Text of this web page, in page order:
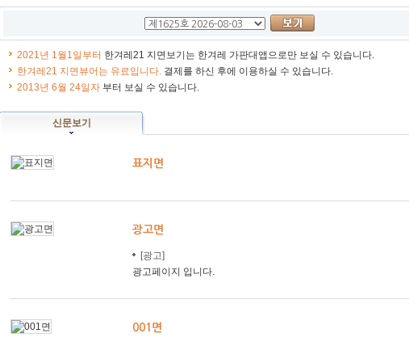
2021년 1월1일부터 한겨레21 지면보기는 한겨레 가판대앱으로만 보실 수 있습니다.
한겨레21 지면뷰어는 유료입니다.결제를 하신 후에 이용하실 수 있습니다.
2013년 6월 24일자 부터 보실 수 있습니다.
신문보기
표지면
광고면
[광고]
광고페이지 입니다.
001면